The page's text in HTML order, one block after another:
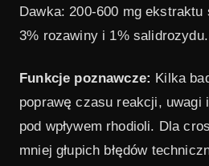
Dawka: 200-600 mg ekstraktu
3% rozawiny i 1% salidrozydu.
Funkcje poznawcze: Kilka
poprawę czasu reakcji, uwagi
pod wpływem rhodioli. Dla
mniej głupich błędów